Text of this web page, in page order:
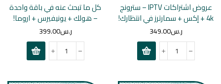
عروض اشتراكات IPTV – سترونج
4k + إكس + سمارترز في انتظارك!
ر.س349.00
كل ما تبحث عنه في باقة واحدة
– هولك + يونيفيرس + اروما!
ر.س399.00